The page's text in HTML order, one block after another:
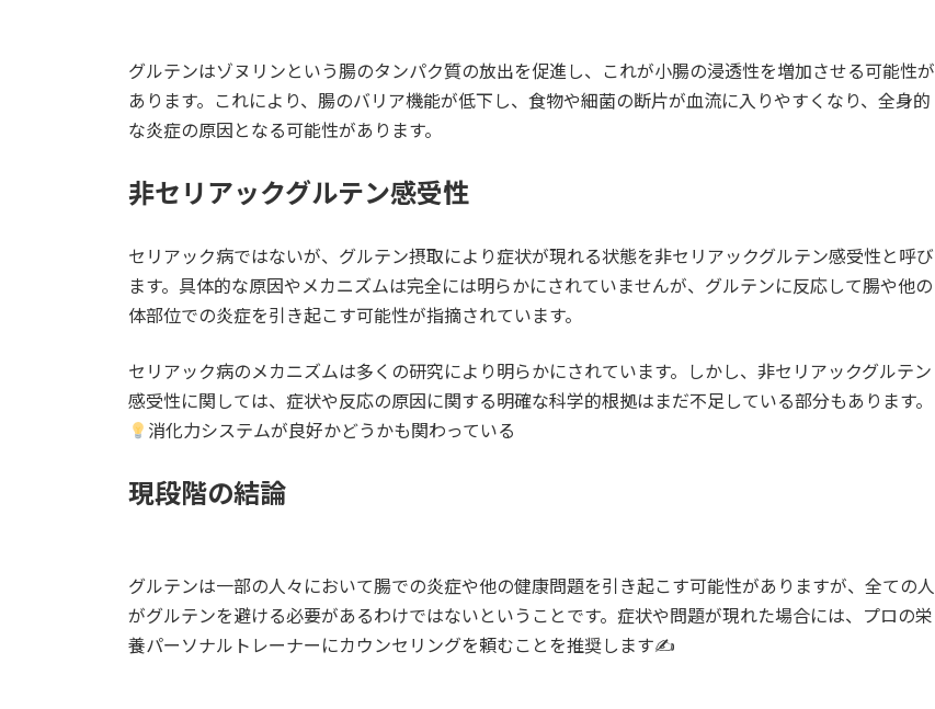
グルテンはゾヌリンという腸のタンパク質の放出を促進し、これが小腸の浸透性を増加させる可能性が
あります。これにより、腸のバリア機能が低下し、食物や細菌の断片が血流に入りやすくなり、全身的
な炎症の原因となる可能性があります。
非セリアックグルテン感受性
セリアック病ではないが、グルテン摂取により症状が現れる状態を非セリアックグルテン感受性と呼び
ます。具体的な原因やメカニズムは完全には明らかにされていませんが、グルテンに反応して腸や他の
体部位での炎症を引き起こす可能性が指摘されています。
セリアック病のメカニズムは多くの研究により明らかにされています。しかし、非セリアックグルテン
感受性に関しては、症状や反応の原因に関する明確な科学的根拠はまだ不足している部分もあります。
消化力システムが良好かどうかも関わっている
現段階の結論
グルテンは一部の人々において腸での炎症や他の健康問題を引き起こす可能性がありますが、全ての人
がグルテンを避ける必要があるわけではないということです。症状や問題が現れた場合には、プロの栄
養パーソナルトレーナーにカウンセリングを頼むことを推奨します✍️